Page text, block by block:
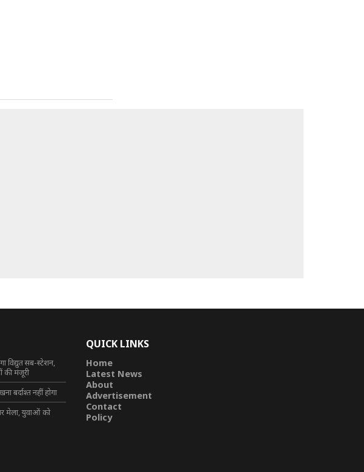
विद्युत सब-स्टेशन,
की मंजूरी
नहीं होगा
मेला, युवाओं को
QUICK LINKS
Home
Latest News
About
Advertisement
Contact
Policy